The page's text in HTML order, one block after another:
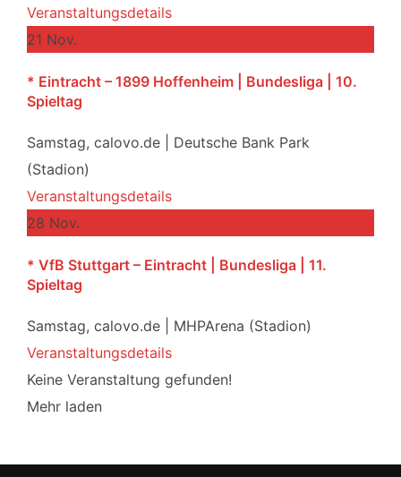
Veranstaltungsdetails
21 Nov.
* Eintracht – 1899 Hoffenheim | Bundesliga | 10.
Spieltag
Samstag, calovo.de | Deutsche Bank Park
(Stadion)
Veranstaltungsdetails
28 Nov.
* VfB Stuttgart – Eintracht | Bundesliga | 11.
Spieltag
Samstag, calovo.de | MHPArena (Stadion)
Veranstaltungsdetails
Keine Veranstaltung gefunden!
Mehr laden